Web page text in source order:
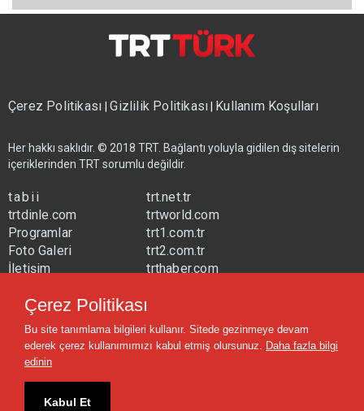
Çerez Politikası|Gizlilik Politikası| Kullanım Koşulları
Her hakkı saklıdır. © 2018 TRT. Bağlantı yoluyla gidilen dış sitelerin
içeriklerinden TRT sorumlu değildir.
tabii
trtdinle.com
Programlar
Foto Galeri
İletişim
trt.net.tr
trtworld.com
trt1.com.tr
trt2.com.tr
trthaber.com
trtavaz.com.tr
trtmuzik.net.tr
trtcocuk.net.tr
Çerez Politikası
Bu site tanımlama bilgileri kullanır. Sitede gezinmeye devam
ederek çerez kullanımımızı kabul etmiş olursunuz. Daha fazla bilgi
edinin
Kabul Et